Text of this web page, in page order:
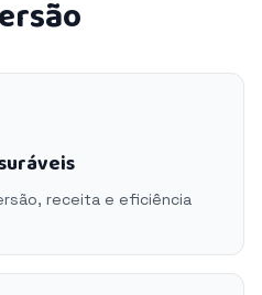
receita e eficiência